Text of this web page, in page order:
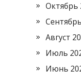
Октябрь
Август
Июль
Июнь